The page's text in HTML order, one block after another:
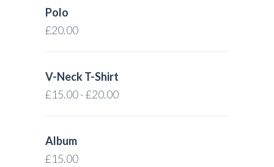
Polo
£20.00
V-Neck T-Shirt
£15.00-£20.00
Album
£15.00